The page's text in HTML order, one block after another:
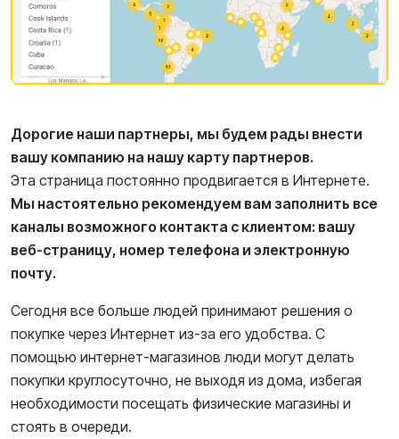
Дорогие наши партнеры, мы будем рады внести
вашу компанию на нашу карту партнеров.
Эта страница постоянно продвигается в Интернете.
Мы настоятельно рекомендуем вам заполнить все
каналы возможного контакта с клиентом: вашу
веб-страницу, номер телефона и электронную
почту.
Сегодня все больше людей принимают решения о
покупке через Интернет из-за его удобства. С
помощью интернет-магазинов люди могут делать
покупки круглосуточно, не выходя из дома, избегая
необходимости посещать физические магазины и
стоять в очереди.